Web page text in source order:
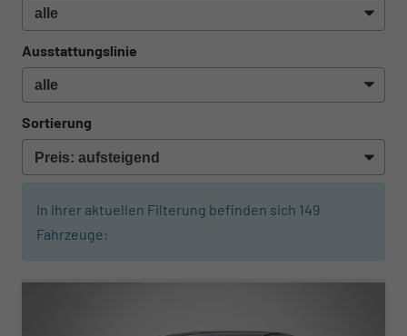
Ausstattungslinie
Sortierung
In Ihrer aktuellen Filterung befinden sich 149
Fahrzeuge:
ab 371,– € mtl.